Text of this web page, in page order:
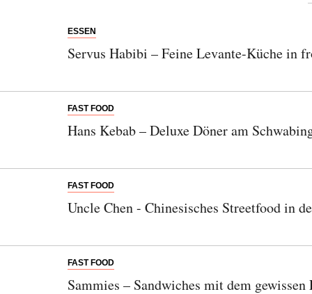
ESSEN
Servus Habibi – Feine Levante-Küche in
FAST FOOD
Hans Kebab – Deluxe Döner am
FAST FOOD
Uncle Chen - Chinesisches Streetfood in
FAST FOOD
Sammies – Sandwiches mit dem gewissen